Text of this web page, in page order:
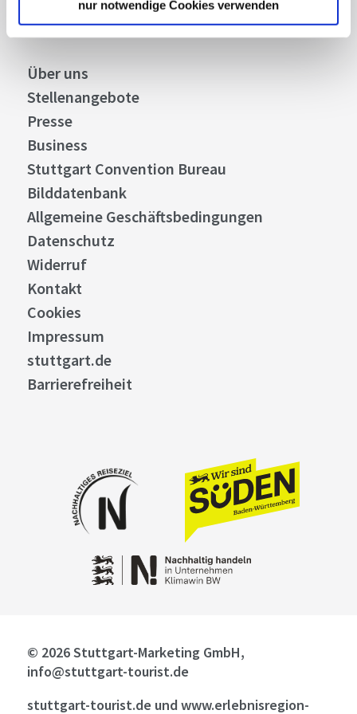
nur notwendige Cookies verwenden
Über uns
Stellenangebote
Presse
Business
Stuttgart Convention Bureau
Bilddatenbank
Allgemeine Geschäftsbedingungen
Datenschutz
Widerruf
Kontakt
Cookies
Impressum
stuttgart.de
Barrierefreiheit
© 2026 Stuttgart-Marketing GmbH,
info@stuttgart-tourist.de
stuttgart-tourist.de und www.erlebnisregion-